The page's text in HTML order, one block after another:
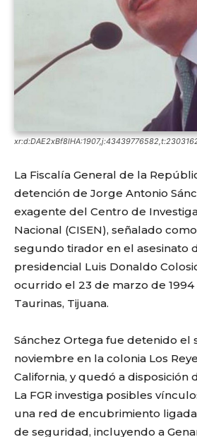
La Fiscalía General de la
detención de Jorge Antonio
exagente del Centro de
Nacional (CISEN), señalado
segundo tirador en el asesinato
presidencial Luis Donaldo
ocurrido el 23 de marzo de 1994
Taurinas, Tijuana.
Sánchez Ortega fue detenido el
noviembre en la colonia Los
California, y quedó a disposición
La FGR investiga posibles
una red de encubrimiento
de seguridad, incluyendo a